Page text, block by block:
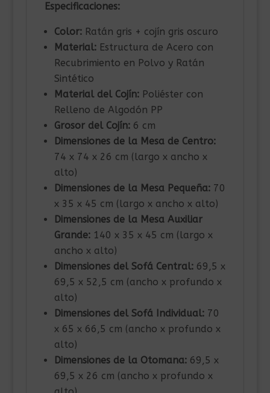
Especificaciones:
Color:Ratán gris + cojín gris oscuro
Material:Estructura de Acero con
Recubrimiento en Polvo y Ratán
Sintético
Material del Cojín:Poliéster con
Relleno de Algodón PP
Grosor del Cojín:6 cm
Dimensiones de la Mesa de Centro:
74 x 74 x 26 cm (largo x ancho x
alto)
Dimensiones de la Mesa Pequeña:70
x 35 x 45 cm (largo x ancho x alto)
Dimensiones de la Mesa Auxiliar
Grande:140 x 35 x 45 cm (largo x
ancho x alto)
Dimensiones del Sofá Central:69,5 x
69,5 x 52,5 cm (ancho x profundo x
alto)
Dimensiones del Sofá Individual:70
x 65 x 66,5 cm (ancho x profundo x
alto)
Dimensiones de la Otomana:69,5 x
69,5 x 26 cm (ancho x profundo x